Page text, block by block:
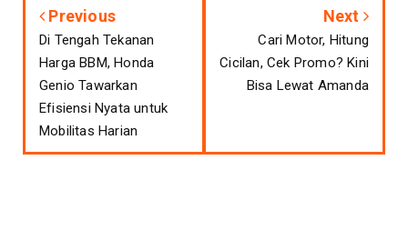
Previous
Di Tengah Tekanan
Harga BBM, Honda
Genio Tawarkan
Efisiensi Nyata untuk
Mobilitas Harian
Next
Cari Motor, Hitung
Cicilan, Cek Promo? Kini
Bisa Lewat Amanda